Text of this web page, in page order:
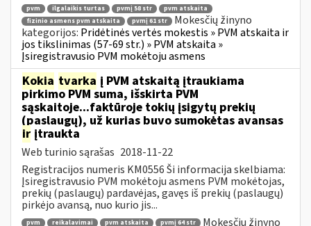
pvm ilgalaikis turtas pvmį 58 str
pvm atskaita
fizinio asmens pvm atskaita
pvmį 61 str
Mokesčių žinyno
kategorijos: Pridėtinės vertės mokestis » PVM atskaita ir
jos tikslinimas (57-69 str.) » PVM atskaita »
Įsiregistravusio PVM mokėtoju asmens
Kokia tvarka į PVM atskaitą įtraukiama
pirkimo PVM suma, išskirta PVM
sąskaitoje...faktūroje tokių įsigytų prekių
(paslaugų), už kurias buvo sumokėtas avansas
ir įtraukta
Web turinio sąrašas 2018-11-22
Registracijos numeris KM0556 Ši informacija skelbiama:
Įsiregistravusio PVM mokėtoju asmens PVM mokėtojas,
prekių (paslaugų) pardavėjas, gavęs iš prekių (paslaugų)
pirkėjo avansą, nuo kurio jis...
pvm reikalavimai pvm atskaita pvmį 64 str Mokesčių žinyno